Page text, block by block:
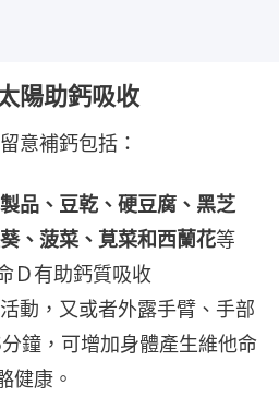
陽助鈣吸收
意補鈣包括：
品、豆乾、硬豆腐、黑芝
、菠菜、莧菜和西蘭花等
Ｄ有助鈣質吸收
動，又或者外露手臂、手部
鐘，可增加身體產生維他命
健康。